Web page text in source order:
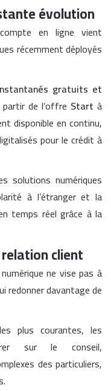
évolution
en ligne vient
récemment déployés
gratuits et
de l’offre Start à
disponible en continu,
pour le crédit à
solutions numériques
à l’étranger et la
temps réel grâce à la
client
ne vise pas à
redonner davantage de
plus courantes, les
sur le conseil,
des particuliers,